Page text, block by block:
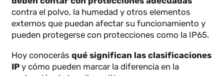
La maquinaria pesada y los sistemas de control
deben contar con protecciones adecuadas
externos que puedan afectar su funcionamiento y
pueden protegerse con protecciones como la IP65.